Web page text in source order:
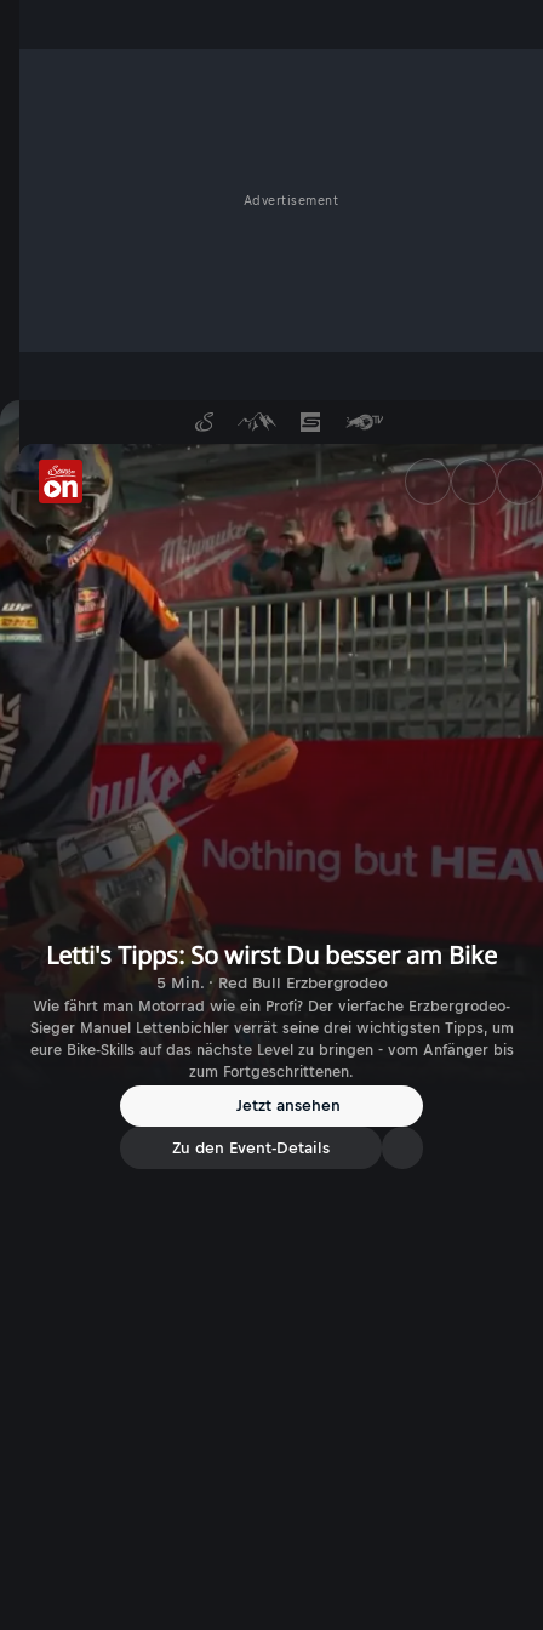
Advertisement
Erzberg-Champion
Letti's Tipps: So wirst Du besser am Bike
5 Min. · Red Bull Erzbergrodeo
Wie fährt man Motorrad wie ein Profi? Der vierfache Erzbergrodeo-
Sieger Manuel Lettenbichler verrät seine drei wichtigsten Tipps, um
eure Bike-Skills auf das nächste Level zu bringen - vom Anfänger bis
zum Fortgeschrittenen.
Jetzt ansehen
Zu den Event-Details